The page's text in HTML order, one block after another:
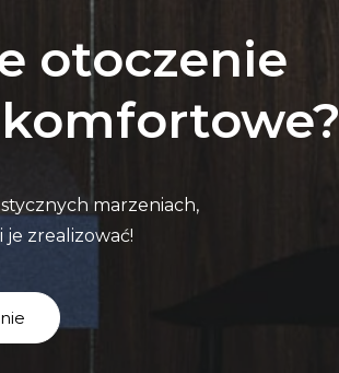
otoczenie
marzeniach,
je zrealizować!